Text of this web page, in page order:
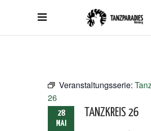
Veranstaltungsserie:
26
28
MAI
TANZKREIS 26